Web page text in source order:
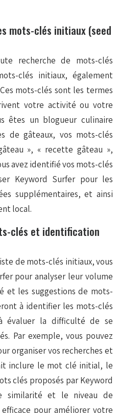
mots-clés initiaux (seed
recherche de mots-clés
clés initiaux, également
mots-clés sont les termes
votre activité ou votre
êtes un blogueur culinaire
de gâteaux, vos mots-clés
», « recette gâteau »,
avez identifié vos mots-clés
Keyword Surfer pour les
supplémentaires, et ainsi
local.
clés et identification
de mots-clés initiaux, vous
pour analyser leur volume
et les suggestions de mots-
à identifier les mots-clés
évaluer la difficulté de se
Par exemple, vous pouvez
organiser vos recherches et
inclure le mot clé initial, le
clés proposés par Keyword
similarité et le niveau de
pour améliorer votre